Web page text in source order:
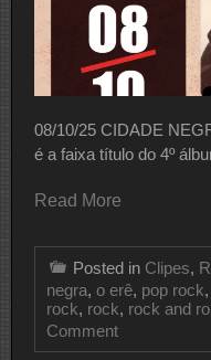
08/10/25 CIDADE
é a faixa título do 4º
Read More
Posted in Clipes,
negra, o erê, pop rock,
rock, rock, rock and
Commenton
CLIPE